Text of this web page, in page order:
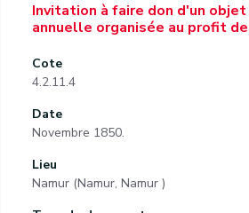
Invitation à faire don d'un
annuelle organisée au profit
Cote
4.2.11.4
Date
Novembre 1850.
Lieu
Namur (Namur, Namur )